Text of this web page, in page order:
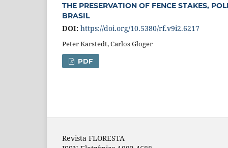
THE PRESERVATION OF FENCE STAKES,
BRASIL
DOI: https://doi.org/10.5380/rf.v9i2.6217
Peter Karstedt, Carlos Gloger
PDF
Revista FLORESTA